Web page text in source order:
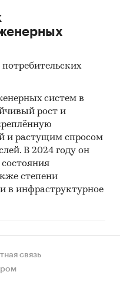
систем в
рост и
и растущим спросом
В 2024 году он
степени
в инфраструктурное
связь